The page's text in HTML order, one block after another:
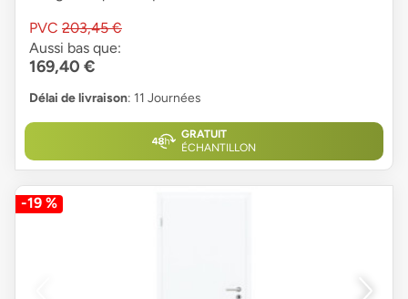
PVC 203,45 €
Aussi bas que:
169,40 €
Délai de livraison: 11 Journées
GRATUIT
ÉCHANTILLON
-19 %